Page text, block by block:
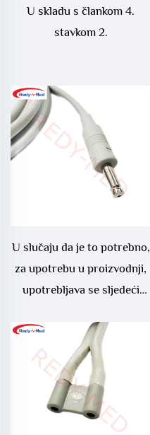
U skladu s člankom 4.
stavkom 2.
U slučaju da je to potrebno,
za upotrebu u proizvodnji,
upotrebljava se sljedeći